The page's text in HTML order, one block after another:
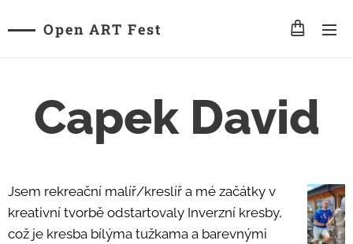
Open ART Fest
Capek David
Jsem rekreační malíř/kreslíř a mé začátky v
kreativní tvorbě odstartovaly Inverzní kresby,
což je kresba bílýma tužkama a barevnými